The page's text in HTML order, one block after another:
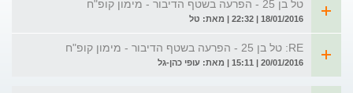
טל בן 25 - הפרעה בשטף הדיבור - מימון קופ"ח
18/01/2016 | 22:32 | מאת: טל
RE: טל בן 25 - הפרעה בשטף הדיבור - מימון קופ"ח
20/01/2016 | 15:11 | מאת: עופי כהן-גל